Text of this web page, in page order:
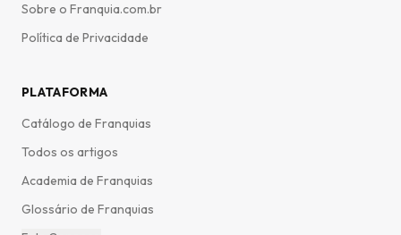
Sobre o Franquia.com.br
Política de Privacidade
PLATAFORMA
Catálogo de Franquias
Todos os artigos
Academia de Franquias
Glossário de Franquias